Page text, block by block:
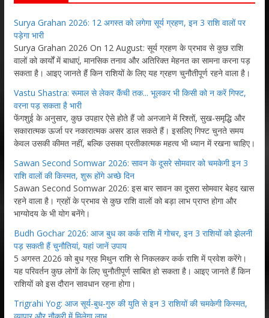
Surya Grahan 2026: 12 अगस्त को लगेगा सूर्य ग्रहण, इन 3 राशि वालों पर
पड़ेगा भारी
Surya Grahan 2026 On 12 August: सूर्य ग्रहण के प्रभाव से कुछ राशि
वालों को कार्यों में बाधाएं, मानसिक तनाव और अतिरिक्त मेहनत का सामना करना पड़
सकता है। आइए जानते हैं किन राशियों के लिए यह ग्रहण चुनौतीपूर्ण रहने वाला है।
Vastu Shastra: रूमाल से लेकर कैंची तक... भूलकर भी किसी को न करें गिफ्ट,
वरना पड़ सकता है भारी
फेंगशुई के अनुसार, कुछ उपहार ऐसे होते हैं जो अनजाने में रिश्तों, सुख-समृद्धि और
सकारात्मक ऊर्जा पर नकारात्मक असर डाल सकते हैं। इसलिए गिफ्ट चुनते समय
केवल उसकी कीमत नहीं, बल्कि उसका प्रतीकात्मक महत्व भी ध्यान में रखना चाहिए।
Sawan Second Somwar 2026: सावन के दूसरे सोमवार को चमकेगी इन 3
राशि वालों की किस्मत, शुरू होंगे अच्छे दिन
Sawan Second Somwar 2026: इस बार सावन का दूसरा सोमवार बेहद खास
रहने वाला है। ग्रहों के प्रभाव से कुछ राशि वालों को बड़ा लाभ प्राप्त होगा और
भाग्योदय के भी योग बनेंगे।
Budh Gochar 2026: आज बुध का कर्क राशि में गोचर, इन 3 राशियों को झेलनी
पड़ सकती हैं चुनौतियां, यहां जानें उपाय
5 अगस्त 2026 को बुध ग्रह मिथुन राशि से निकलकर कर्क राशि में प्रवेश करेंगे।
यह परिवर्तन कुछ लोगों के लिए चुनौतीपूर्ण साबित हो सकता है। आइए जानते हैं किन
राशियों को इस दौरान सावधान रहना होगा।
Trigrahi Yog: आज सूर्य-बुध-गुरु की युति से इन 3 राशियों की चमकेगी किस्मत,